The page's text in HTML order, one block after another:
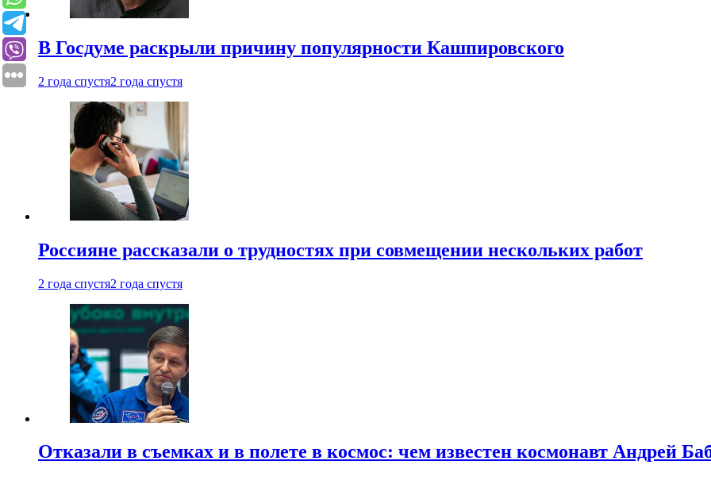
В Госдуме раскрыли причину популярности Кашпировского
2 года спустя2 года спустя
Россияне рассказали о трудностях при совмещении нескольких работ
2 года спустя2 года спустя
Отказали в съемках и в полете в космос: чем известен космонавт Андрей